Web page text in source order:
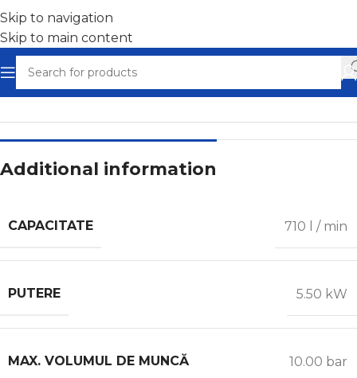
Skip to navigation
Skip to main content
Home/Compresoare cu șurub
Additional information
CAPACITATE 710 l / min
PUTERE 5.50 kW
MAX. VOLUMUL DE MUNCĂ 10.00 bar